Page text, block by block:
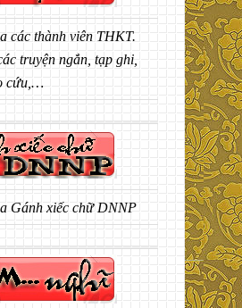
các thành viên THKT.
truyện ngắn, tạp ghi,
cứu,…
Gánh xiếc chữ DNNP